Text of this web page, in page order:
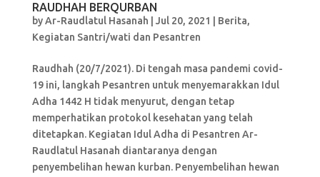
RAUDHAH BERQURBAN
byAr-Raudlatul Hasanah Jul 20, 2021 Berita,
Kegiatan Santri/wati dan Pesantren
Raudhah (20/7/2021). Di tengah masa pandemi covid-
19 ini, langkah Pesantren untuk menyemarakkan Idul
Adha 1442 H tidak menyurut, dengan tetap
memperhatikan protokol kesehatan yang telah
ditetapkan. Kegiatan Idul Adha di Pesantren Ar-
Raudlatul Hasanah diantaranya dengan
penyembelihan hewan kurban. Penyembelihan hewan